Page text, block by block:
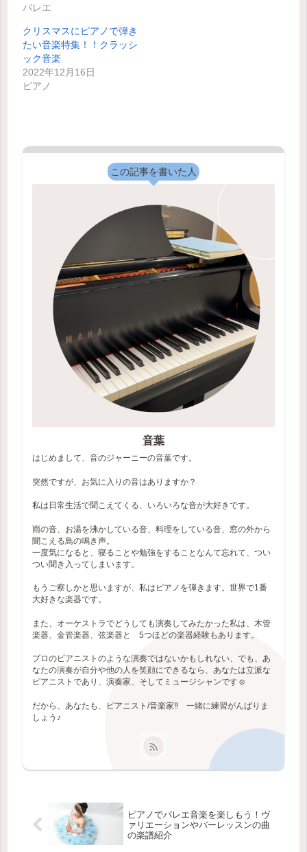
バレエ
クリスマスにピアノで弾き
たい音楽特集！！クラッシ
ック音楽
2022年12月16日
ピアノ
この記事を書いた人
音葉
はじめまして、音のジャーニーの音葉です。
突然ですが、お気に入りの音はありますか？
私は日常生活で聞こえてくる、いろいろな音が大好きです。
雨の音、お湯を沸かしている音、料理をしている音、窓の外から
聞こえる鳥の鳴き声。
一度気になると、寝ることや勉強をすることなんて忘れて、つい
つい聞き入ってしまいます。
もうご察しかと思いますが、私はピアノを弾きます。世界で1番
大好きな楽器です。
また、オーケストラでどうしても演奏してみたかった私は、木管
楽器、金管楽器、弦楽器と 5つほどの楽器経験もあります。
プロのピアニストのような演奏ではないかもしれない、でも、あ
なたの演奏が自分や他の人を笑顔にできるなら、あなたは立派な
ピアニストであり、演奏家、そしてミュージシャンです☺️
だから、あなたも、ピアニスト/音楽家‼️ 一緒に練習がんばりま
しょう♪
ピアノでバレエ音楽を楽しもう！ヴ
ァリエーションやバーレッスンの曲
の楽譜紹介